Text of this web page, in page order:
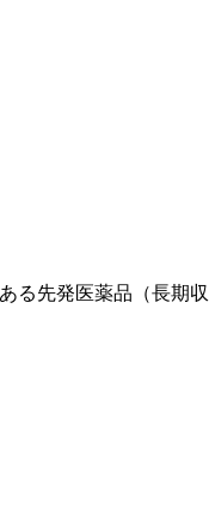
る先発医薬品（長期収